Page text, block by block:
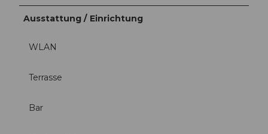
Ausstattung / Einrichtung
WLAN
Terrasse
Bar